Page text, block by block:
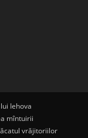
Iehova
mîntuirii
vrăjitoriilor